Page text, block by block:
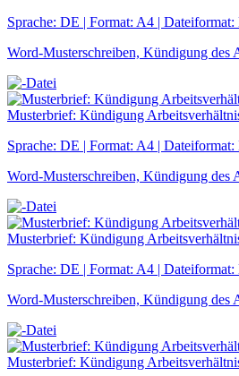
Sprache: DE | Format: A4 |
Word-Musterschreiben, Kündigung des
Musterbrief: Kündigung
Sprache: DE | Format: A4 |
Word-Musterschreiben, Kündigung des
Musterbrief: Kündigung
Sprache: DE | Format: A4 |
Word-Musterschreiben, Kündigung des
Musterbrief: Kündigung